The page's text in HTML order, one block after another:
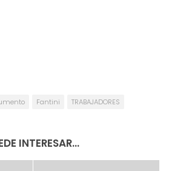
Fantini TRABAJADORES
INTERESAR...